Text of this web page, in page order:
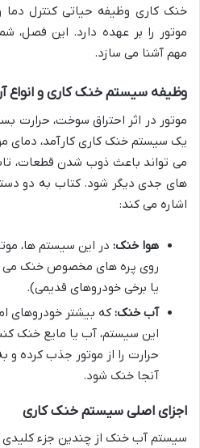
خنک کاری وظیفه حیاتی کنترل دما
موتور را بر عهده دارد. این فصل،
مهم آشنا می سازد.
وظیفه سیستم خنک کاری و انواع
موتور در اثر احتراق سوخت، حرارت
یک سیستم خنک کاری کارآمد، دمای
می تواند باعث ذوب شدن قطعات،
های جدی دیگر شود. کتاب به دو
اشاره می کند:
هوا خنک: در این سیستم ها،
روی پره های مخصوص خنک می
یا برخی خودروهای قدیمی).
آب خنک: که بیشتر خودروهای
این سیستم، آب یا مایع
حرارت را از موتور جذب کرده و
آنجا خنک شود.
اجزای اصلی سیستم خنک کاری
سیستم آب خنک از چندین جزء